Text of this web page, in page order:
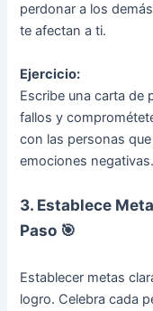
perdonar a los
te afectan a ti.
Ejercicio:
Escribe una carta de
fallos y
con las personas
emociones negativas.
3. Establece
Paso 🎯
Establecer metas
logro. Celebra cada